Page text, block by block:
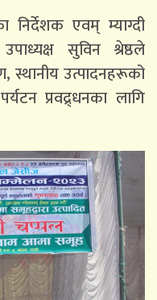
एवम् म्याग्दी
सुविन श्रेष्ठले
स्थानीय उत्पादनहरूको
प्रवद्र्धनका लागि